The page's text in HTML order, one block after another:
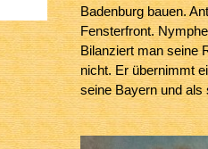
Badenburg bauen.
Fensterfront.
Bilanziert man seine
nicht. Er übernimmt
seine Bayern und als